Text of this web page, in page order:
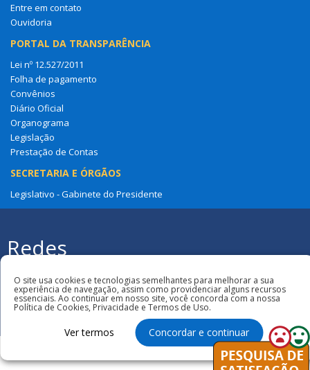
Entre em contato
Ouvidoria
PORTAL DA TRANSPARÊNCIA
Lei nº 12.527/2011
Folha de pagamento
Convênios
Diário Oficial
Organograma
Legislação
Prestação de Contas
SECRETARIA E ÓRGÃOS
Legislativo - Gabinete do Presidente
Redes
Sociais
Municipal de São Benedito Do Rio Preto
O site usa cookies e tecnologias semelhantes para melhorar a sua
experiência de navegação, assim como providenciar alguns recursos
essenciais. Ao continuar em nosso site, você concorda com a nossa
Política de Cookies, Privacidade e Termos de Uso.
Ver termos Concordar e continuar